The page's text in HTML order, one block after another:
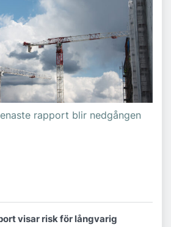
rapport blir nedgången
visar risk för långvarig